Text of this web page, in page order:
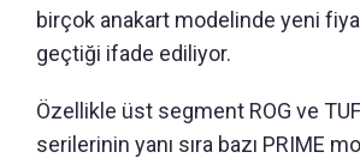
birçok anakart modelinde yeni
geçtiği ifade ediliyor.
Özellikle üst segment ROG ve
serilerinin yanı sıra bazı PRIME